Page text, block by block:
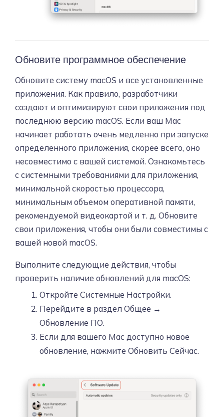
Обновите программное обеспечение
Обновите систему macOS и все установленные
приложения. Как правило, разработчики
создают и оптимизируют свои приложения под
последнюю версию macOS. Если ваш Mac
начинает работать очень медленно при запуске
определенного приложения, скорее всего, оно
несовместимо с вашей системой. Ознакомьтесь
с системными требованиями для приложения,
минимальной скоростью процессора,
минимальным объемом оперативной памяти,
рекомендуемой видеокартой и т. д. Обновите
свои приложения, чтобы они были совместимы с
вашей новой macOS.
Выполните следующие действия, чтобы
проверить наличие обновлений для macOS:
Откройте Системные Настройки.
Перейдите в раздел Общее →
Обновление ПО.
Если для вашего Mac доступно новое
обновление, нажмите Обновить Сейчас.